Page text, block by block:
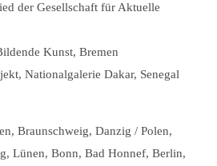
der Gesellschaft für Aktuelle
Kunst, Bremen
Nationalgalerie Dakar, Senegal
Braunschweig, Danzig / Polen,
Lünen, Bonn, Bad Honnef, Berlin,